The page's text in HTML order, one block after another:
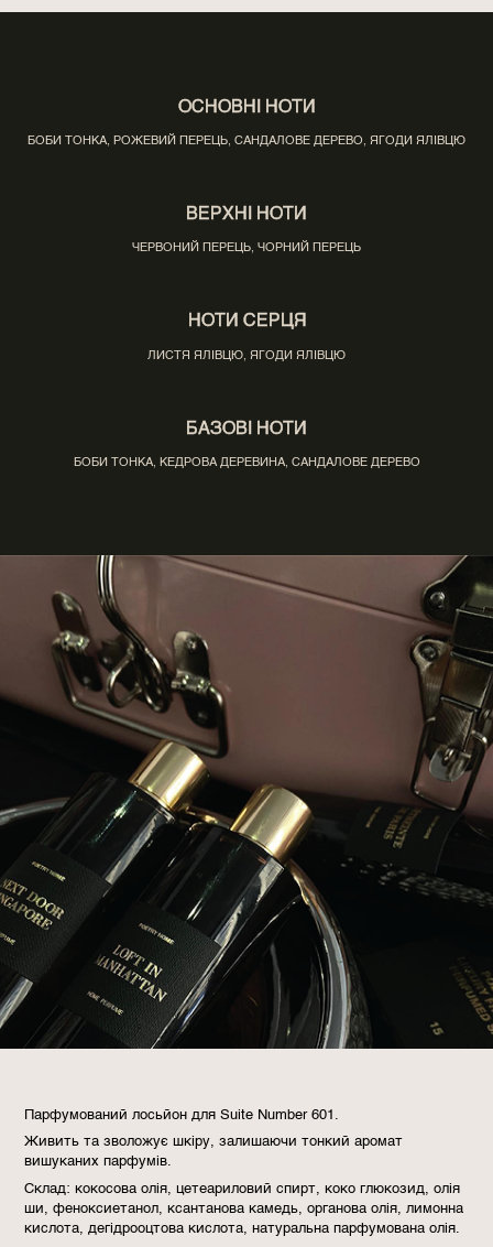
ОСНОВНІ НОТИ
БОБИ ТОНКА, РОЖЕВИЙ ПЕРЕЦЬ, САНДАЛОВЕ ДЕРЕВО, ЯГОДИ ЯЛІВЦЮ
ВЕРХНІ НОТИ
ЧЕРВОНИЙ ПЕРЕЦЬ, ЧОРНИЙ ПЕРЕЦЬ
НОТИ СЕРЦЯ
ЛИСТЯ ЯЛІВЦЮ, ЯГОДИ ЯЛІВЦЮ
БАЗОВІ НОТИ
БОБИ ТОНКА, КЕДРОВА ДЕРЕВИНА, САНДАЛОВЕ ДЕРЕВО
Парфумований лосьйон для Suite Number 601.
Живить та зволожує шкіру, залишаючи тонкий аромат
вишуканих парфумів.
Склад: кокосова олія, цетеариловий спирт, коко глюкозид, олія
ши, феноксиетанол, ксантанова камедь, органова олія, лимонна
кислота, дегідрооцтова кислота, натуральна парфумована олія.